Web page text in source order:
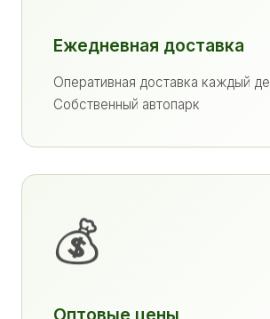
Ежедневная доставка
Оперативная доставка каждый
Собственный автопарк
💰
Оптовые цены